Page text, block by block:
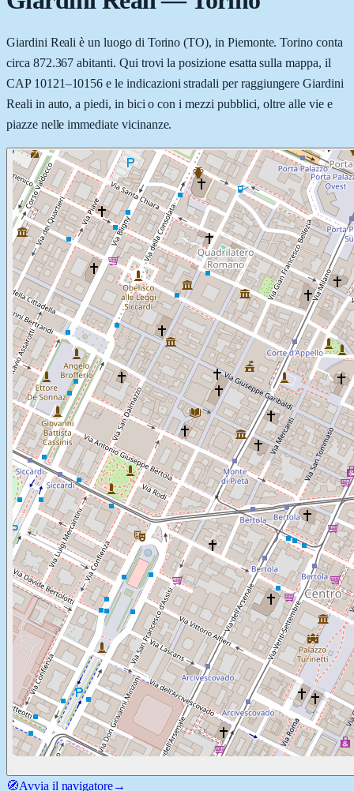
Giardini Reali è un luogo di Torino (TO), in Piemonte. Torino conta
circa 872.367 abitanti. Qui trovi la posizione esatta sulla mappa, il
CAP 10121–10156 e le indicazioni stradali per raggiungere Giardini
Reali in auto, a piedi, in bici o con i mezzi pubblici, oltre alle vie e
piazze nelle immediate vicinanze.
🧭Avvia il navigatore→